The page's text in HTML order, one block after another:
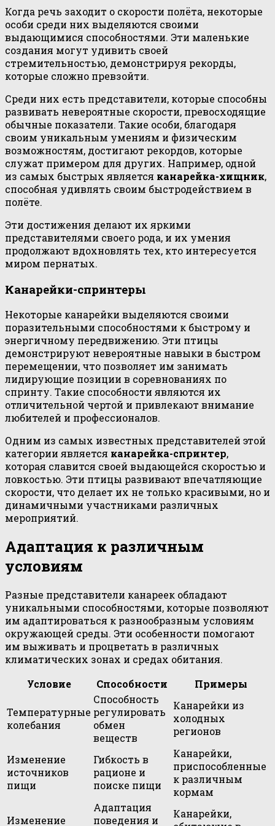
Когда речь заходит о скорости полёта, некоторые
особи среди них выделяются своими
выдающимися способностями. Эти маленькие
создания могут удивить своей
стремительностью, демонстрируя рекорды,
которые сложно превзойти.
Среди них есть представители, которые способны
развивать невероятные скорости, превосходящие
обычные показатели. Такие особи, благодаря
своим уникальным умениям и физическим
возможностям, достигают рекордов, которые
служат примером для других. Например, одной
из самых быстрых является канарейка-хищник,
способная удивлять своим быстродействием в
полёте.
Эти достижения делают их яркими
представителями своего рода, и их умения
продолжают вдохновлять тех, кто интересуется
миром пернатых.
Канарейки-спринтеры
Некоторые канарейки выделяются своими
поразительными способностями к быстрому и
энергичному передвижению. Эти птицы
демонстрируют невероятные навыки в быстром
перемещении, что позволяет им занимать
лидирующие позиции в соревнованиях по
спринту. Такие способности являются их
отличительной чертой и привлекают внимание
любителей и профессионалов.
Одним из самых известных представителей этой
категории является канарейка-спринтер,
которая славится своей выдающейся скоростью и
ловкостью. Эти птицы развивают впечатляющие
скорости, что делает их не только красивыми, но и
динамичными участниками различных
мероприятий.
Адаптация к различным
условиям
Разные представители канареек обладают
уникальными способностями, которые позволяют
им адаптироваться к разнообразным условиям
окружающей среды. Эти особенности помогают
им выживать и процветать в различных
климатических зонах и средах обитания.
Условие
Способности Примеры
Температурные
колебания
Способность
регулировать
обмен
веществ
Канарейки из
холодных
регионов
Изменение
источников
пищи
Гибкость в
рационе и
поиске пищи
Канарейки,
приспособленные
к различным
кормам
Изменение
Адаптация
поведения и
Канарейки,